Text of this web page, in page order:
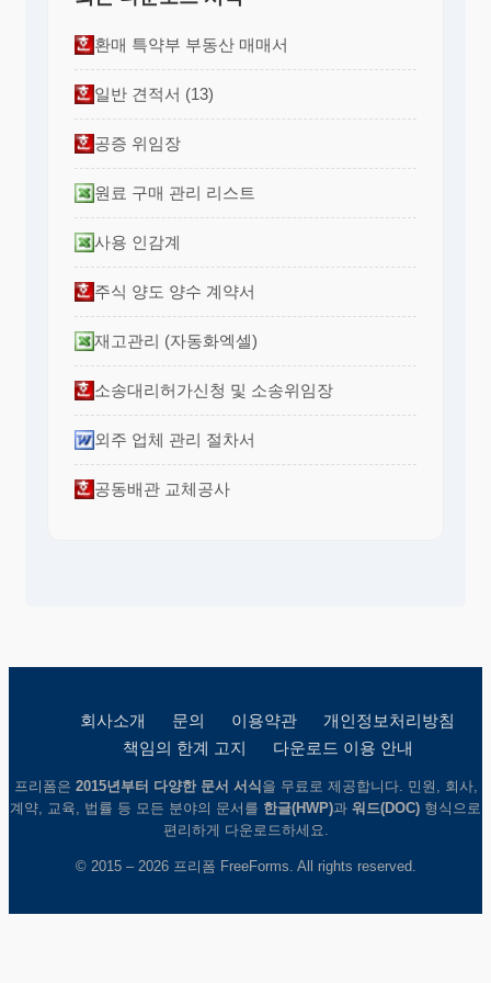
환매 특약부 부동산 매매서
일반 견적서 (13)
공증 위임장
원료 구매 관리 리스트
사용 인감계
주식 양도 양수 계약서
재고관리 (자동화엑셀)
소송대리허가신청 및 소송위임장
외주 업체 관리 절차서
공동배관 교체공사
회사소개 문의 이용약관
개인정보처리방침
책임의 한계 고지
다운로드 이용 안내
프리폼은 2015년부터 다양한 문서 서식 을 무료로 제공합니다. 민원, 회사,
계약, 교육, 법률 등 모든 분야의 문서를 한글(HWP)과 워드(DOC) 형식으로
편리하게 다운로드하세요.
© 2015 – 2026 프리폼 FreeForms. All rights reserved.